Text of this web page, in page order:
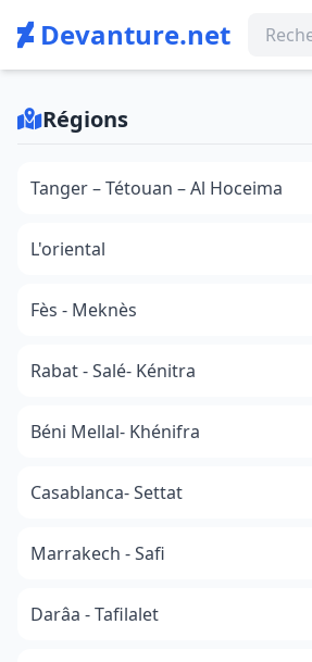
Devanture.net
Régions
Tanger – Tétouan – Al Hoceima
L'oriental
Fès - Meknès
Rabat - Salé- Kénitra
Béni Mellal- Khénifra
Casablanca- Settat
Marrakech - Safi
Darâa - Tafilalet